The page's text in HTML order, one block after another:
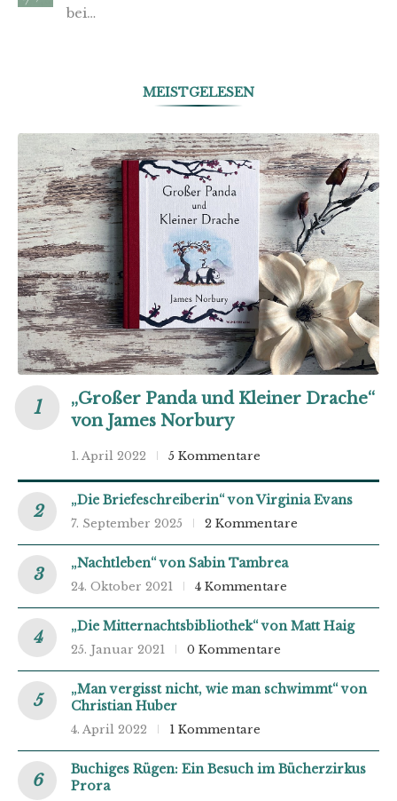
bei…
MEISTGELESEN
„Großer Panda und Kleiner Drache“
von James Norbury
1. April 2022 5 Kommentare
„Die Briefeschreiberin“ von Virginia Evans
7. September 2025 2 Kommentare
„Nachtleben“ von Sabin Tambrea
24. Oktober 2021 4 Kommentare
„Die Mitternachtsbibliothek“ von Matt Haig
25. Januar 2021 0 Kommentare
„Man vergisst nicht, wie man schwimmt“ von
Christian Huber
4. April 2022 1 Kommentare
Buchiges Rügen: Ein Besuch im Bücherzirkus
Prora